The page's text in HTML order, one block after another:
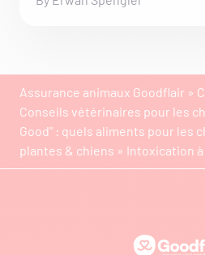
Assurance animaux Goodflair »
Conseils vétérinaires pour les
Good" : quels aliments pour les
plantes & chiens » Intoxication à
Goodflair